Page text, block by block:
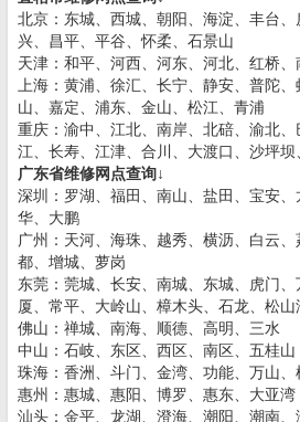
北京：东城、西城、朝阳、海淀、丰台
兴、昌平、平谷、怀柔、石景山
天津：和平、河西、河东、河北、红桥
上海：黄浦、徐汇、长宁、静安、普陀
山、嘉定、浦东、金山、松江、青浦
重庆：渝中、江北、南岸、北碚、渝北
江、长寿、江津、合川、大渡口、沙坪坝
广东省维修网点查询↓
深圳：罗湖、福田、南山、盐田、宝安
华、大鹏
广州：天河、海珠、越秀、横沥、白云
都、增城、萝岗
东莞：莞城、长安、南城、东城、虎门
厦、常平、大岭山、樟木头、石龙、松山
佛山：禅城、南海、顺德、高明、三水
中山：石岐、东区、西区、南区、五桂山
珠海：香洲、斗门、金湾、功能、万山、
惠州：惠城、惠阳、博罗、惠东、大亚湾
汕头：金平、龙湖、澄海、潮阳、潮南、